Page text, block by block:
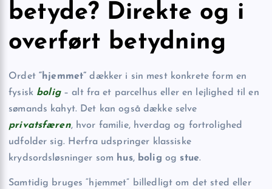
betyde? Direkte og i
overført betydning
Ordet “hjemmet” dækker i sin mest konkrete form en
fysisk bolig– alt fra et parcelhus eller en lejlighed til en
sømands kahyt. Det kan også dække selve
privatsfæren, hvor familie, hverdag og fortrolighed
udfolder sig. Herfra udspringer klassiske
krydsordsløsninger som hus, bolig og stue.
Samtidig bruges “hjemmet” billedligt om det sted eller